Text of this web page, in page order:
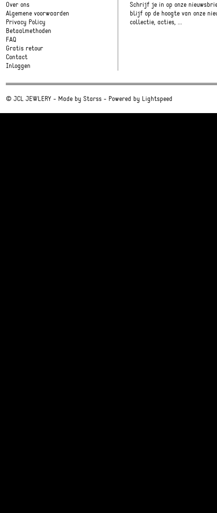
Over ons
Algemene voorwaarden
Privacy Policy
Betaalmethoden
FAQ
Gratis retour
Contact
Inloggen
Schrijf je in op onze
blijf op de hoogte van onze
collectie, acties, ...
© JCL JEWLERY - Made by Starss - Powered by Lightspeed